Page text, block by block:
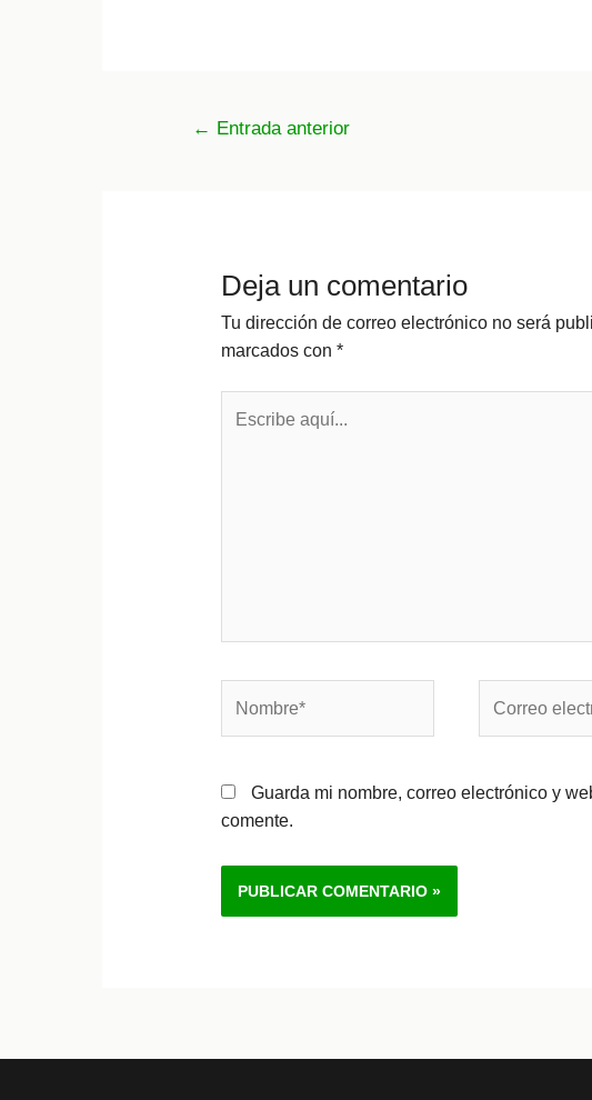
Navegación
← Entrada anterior
Deja un comentario
Tu dirección de correo electrónico no será
marcados con *
aquí...
electrónico*
Guarda mi nombre, correo electrónico y
comente.